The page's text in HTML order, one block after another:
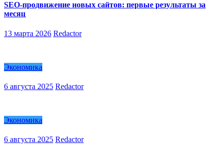
SEO-продвижение новых сайтов: первые результаты за
месяц
13 марта 2026 Redactor
Экономика
6 августа 2025 Redactor
Экономика
6 августа 2025 Redactor